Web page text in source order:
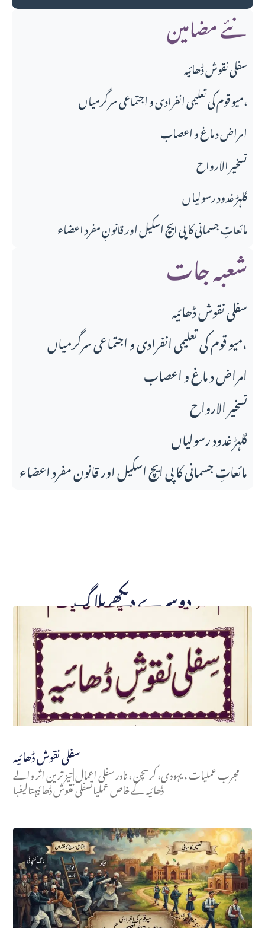
نئے مضامین
سفلی نقوش ڈھائیہ
میو قوم کی تعلیمی انفرادی و اجتماعی سرگرمیاں،
امراض د ماغ و اعصاب
تسخير الارواح
گلہڑ غدود رسولیاں
مائعاتِ جسمانی کا پی ایچ اسکیل اور قانونِ مفرد اعضاء
شعبہ جات
سفلی نقوش ڈھائیہ
میو قوم کی تعلیمی انفرادی و اجتماعی سرگرمیاں،
امراض د ماغ و اعصاب
تسخير الارواح
گلہڑ غدود رسولیاں
مائعاتِ جسمانی کا پی ایچ اسکیل اور قانونِ مفرد اعضاء
دوسرے دیکھے بلاگ
سفلی نقوش ڈھائیہ
مجرب عملیات ، یہودی، کرسچن ، نادر سفلی اعمال | تیز ترین اثر والے
ڈھائیہ کے خاص عملیاتسفلی نقوش ڈھائیہتالیفبا